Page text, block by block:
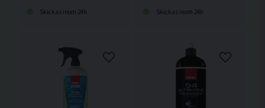
Skickas inom 24h Skickas inom 24h